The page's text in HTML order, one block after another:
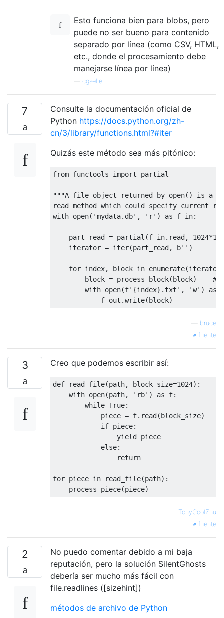
for i in range(1025):
            f
write ( '|'
)
assert len (list( rows ( f, chunksize
@cleanup
test_2048_chars_2_rows(chunksize
with open
        f
. write('|')
        f
.write('a')
# -- end of 1st chunk --
            f
.write ('a' )
with open ( test_file) as f
@cleanup
def test_2049_chars_2_rows ( chunksize
for i in range( 1022 ):
            f
. write('a')
        f
.write ('a')
# -- end of 1st chunk --
for i in range (1024 ):
            f
write('a')
if __name__ == '__main__':
        test_empty
( chunksize )
        test_1_char_2_rows
(chunksize
        test_1_char
        test_1025_chars_1_row
(chunksize
        test_1024_chars_2_rows
        test_1025_chars_1026_rows
        test_2048_chars_2_rows
        test_2049_chars_2_rows
Esto funciona bien para blobs, pero
puede no ser bueno para contenido
separado por línea (como CSV, HTML,
etc., donde el procesamiento debe
manejarse línea por línea)
cgseller
7
Consulte la documentación oficial de
Python https://docs.python.org/zh-
cn/3/library/functions.html?#iter
Quizás este método sea más pitónico:
from functools import partial
"""A file object returned by open() is a
read method which could specify current
with open( 'mydata.db' , 'r' ) as f_in:
    part_read
= partial (f_in. read, 1024*
    iterator
= iter(part_read, b'' )
for index, block in enumerate(iterator
        block
= process_block(block)
#
with open(f'{index}.txt' , 'w' ) as
            f_out
.write(block)
bruce
fuente
3 Creo que podemos escribir así:
def read_file(path, block_size=1024):
with open(path, 'rb' ) as f:
while True:
            piece
= f. read(block_size)
if piece:
yield piece
else:
return
for piece in read_file(path):
    process_piece
(piece)
— TonyCoolZhu
fuente
2
No puedo comentar debido a mi baja
reputación, pero la solución SilentGhosts
debería ser mucho más fácil con
file.readlines ([sizehint])
métodos de archivo de Python